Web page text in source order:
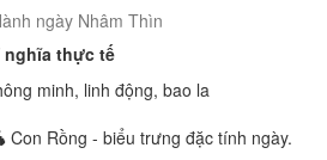
ngày Nhâm Thìn
nghĩa thực tế
minh, linh động, bao la
Con Rồng - biểu trưng đặc tính ngày.